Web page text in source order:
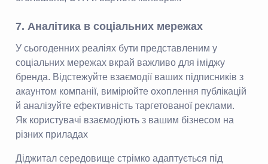
7. Аналітика в соціальних мережах
У сьогоденних реаліях бути представленим у
соціальних мережах вкрай важливо для іміджу
бренда. Відстежуйте взаємодії ваших підписників з
акаунтом компанії, вимірюйте охоплення публікацій
й аналізуйте ефективність таргетованої реклами.
Як користувачі взаємодіють з вашим бізнесом на
різних приладах
Діджитал середовище стрімко адаптується під